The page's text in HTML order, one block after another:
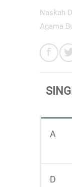
Naskah
Agama
A
D